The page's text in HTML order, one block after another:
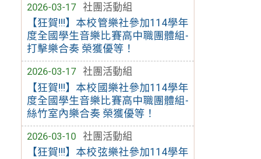
2026-03-17
社團活動組
【狂賀!!!】本校管樂社參加114學年
度全國學生音樂比賽高中職團體組-
打擊樂合奏 榮獲優等！
2026-03-17
社團活動組
【狂賀!!!】本校國樂社參加114學年
度全國學生音樂比賽高中職團體組-
絲竹室內樂合奏 榮獲優等！
2026-03-10
社團活動組
【狂賀!!!】本校弦樂社參加114學年